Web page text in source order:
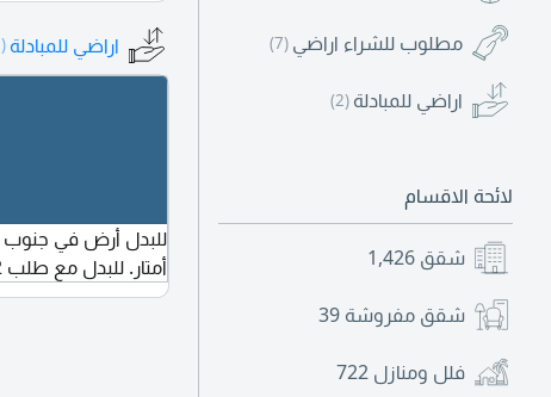
مطلوب للشراء اراضي (7)
اراضي للمبادلة (2)
لائحة الاقسام
شقق 1,426
شقق مفروشة 39
فلل ومنازل 722
اراضي للمبادلة (2)
أمتار. للبدل مع طلب 2012 ودفع الفرق لنا، أبو صفوان